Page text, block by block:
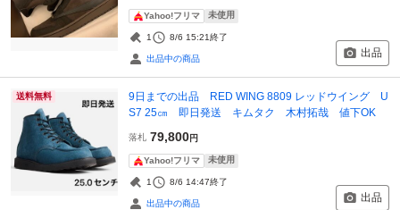
Yahoo!フリマ 未使用
1 8/6 15:21終了
出品中の商品 出品
送料無料
9日までの出品 RED WING 8809 レッドウイング U
S7 25㎝ 即日発送 キムタク 木村拓哉 値下OK
落札 79,800円
Yahoo!フリマ 未使用
1 8/6 14:47終了
出品中の商品 出品